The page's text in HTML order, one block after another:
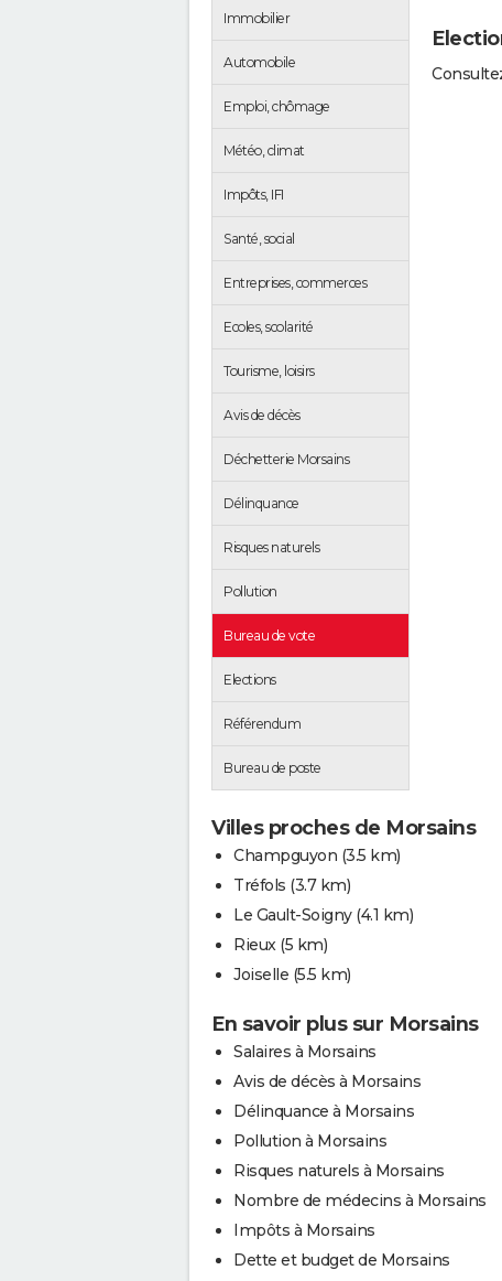
Immobilier
Automobile
Emploi, chômage
Météo, climat
Impôts, IFI
Santé, social
Entreprises, commerces
Ecoles, scolarité
Tourisme, loisirs
Avis de décès
Déchetterie Morsains
Délinquance
Risques naturels
Pollution
Bureau de vote
Elections
Référendum
Bureau de poste
Villes proches de Morsains
Champguyon (3.5 km)
Tréfols (3.7 km)
Le Gault-Soigny (4.1 km)
Rieux (5 km)
Joiselle (5.5 km)
En savoir plus sur Morsains
Salaires à Morsains
Avis de décès à Morsains
Délinquance à Morsains
Pollution à Morsains
Risques naturels à Morsains
Nombre de médecins à Morsains
Impôts à Morsains
Dette et budget de Morsains